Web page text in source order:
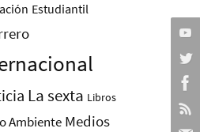
Estudiantil
La sexta Libros
Ambiente Medios